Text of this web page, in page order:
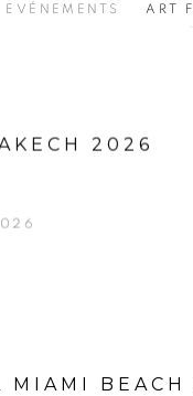
EVÉNEMENTS ART
2026
MIAMI BEACH